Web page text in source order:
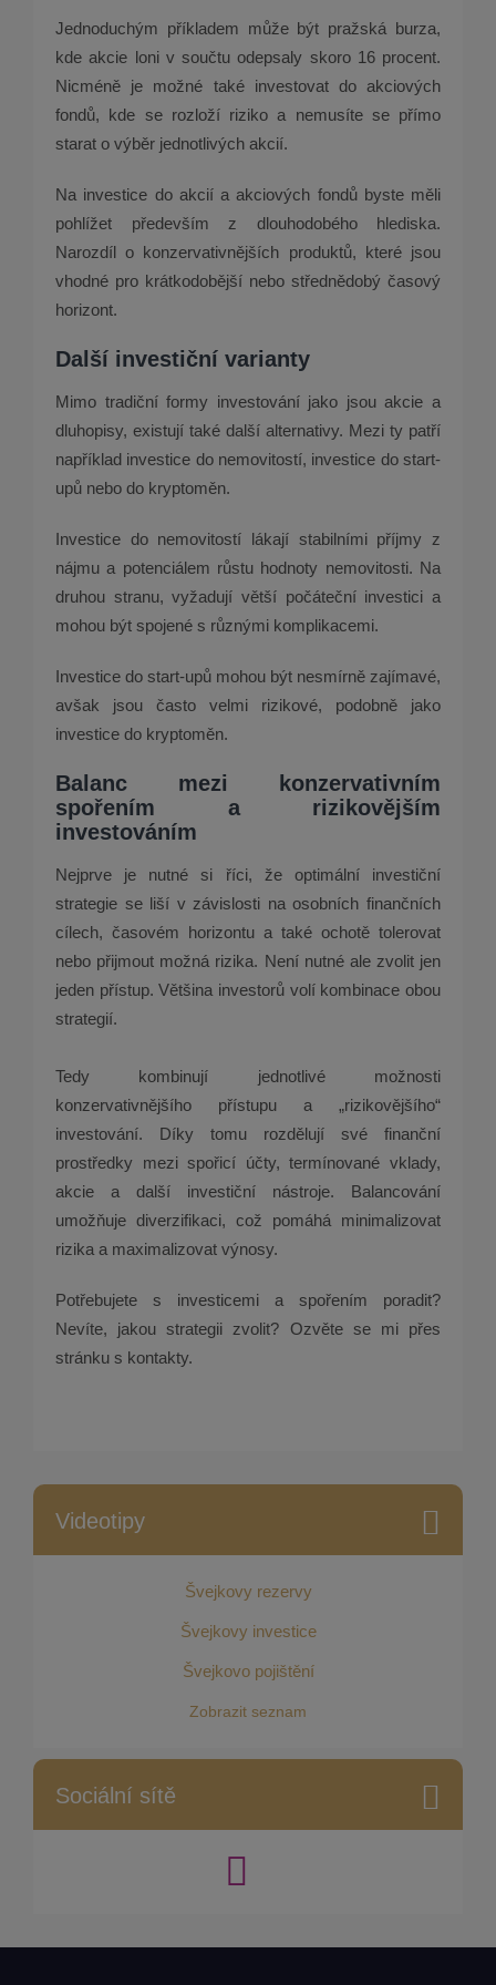
Jednoduchým příkladem může být pražská burza,
kde akcie loni v součtu odepsaly skoro 16 procent.
Nicméně je možné také investovat do akciových
fondů, kde se rozloží riziko a nemusíte se přímo
starat o výběr jednotlivých akcií.
Na investice do akcií a akciových fondů byste měli
pohlížet především z dlouhodobého hlediska.
Narozdíl o konzervativnějších produktů, které jsou
vhodné pro krátkodobější nebo střednědobý časový
horizont.
Další investiční varianty
Mimo tradiční formy investování jako jsou akcie a
dluhopisy, existují také další alternativy. Mezi ty patří
například investice do nemovitostí, investice do start-
upů nebo do kryptoměn.
Investice do nemovitostí lákají stabilními příjmy z
nájmu a potenciálem růstu hodnoty nemovitosti. Na
druhou stranu, vyžadují větší počáteční investici a
mohou být spojené s různými komplikacemi.
Investice do start-upů mohou být nesmírně zajímavé,
avšak jsou často velmi rizikové, podobně jako
investice do kryptoměn.
Balanc mezi konzervativním
spořením a rizikovějším
investováním
Nejprve je nutné si říci, že optimální investiční
strategie se liší v závislosti na osobních finančních
cílech, časovém horizontu a také ochotě tolerovat
nebo přijmout možná rizika. Není nutné ale zvolit jen
jeden přístup. Většina investorů volí kombinace obou
strategií.
Tedy kombinují jednotlivé možnosti
konzervativnějšího přístupu a „rizikovějšího“
investování. Díky tomu rozdělují své finanční
prostředky mezi spořicí účty, termínované vklady,
akcie a další investiční nástroje. Balancování
umožňuje diverzifikaci, což pomáhá minimalizovat
rizika a maximalizovat výnosy.
Potřebujete s investicemi a spořením poradit?
Nevíte, jakou strategii zvolit? Ozvěte se mi přes
stránku s kontakty.
Videotipy
Švejkovy rezervy
Švejkovy investice
Švejkovo pojištění
Zobrazit seznam
Sociální sítě